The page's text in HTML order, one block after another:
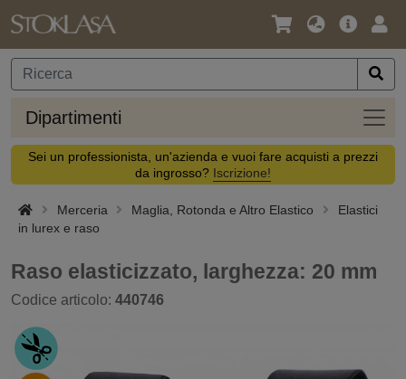
Lingua
Valuta
Offerta
Dipartimenti
Sei un professionista, un'azienda e vuoi fare acquisti a prezzi
da ingrosso? Iscrizione!
Merceria Maglia, Rotonda e Altro Elastico
Elastici
in lurex e raso
Raso elasticizzato, larghezza: 20 mm
Codice articolo: 440746